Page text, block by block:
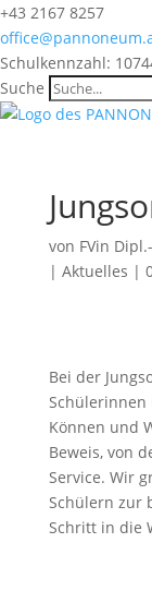
+43 2167 8257
Schulkennzahl:
Suche
von FVin
| Aktuelles |
Bei der
Schülerinnen
Können und
Beweis, von
Service. Wir
Schülern zur
Schritt in die